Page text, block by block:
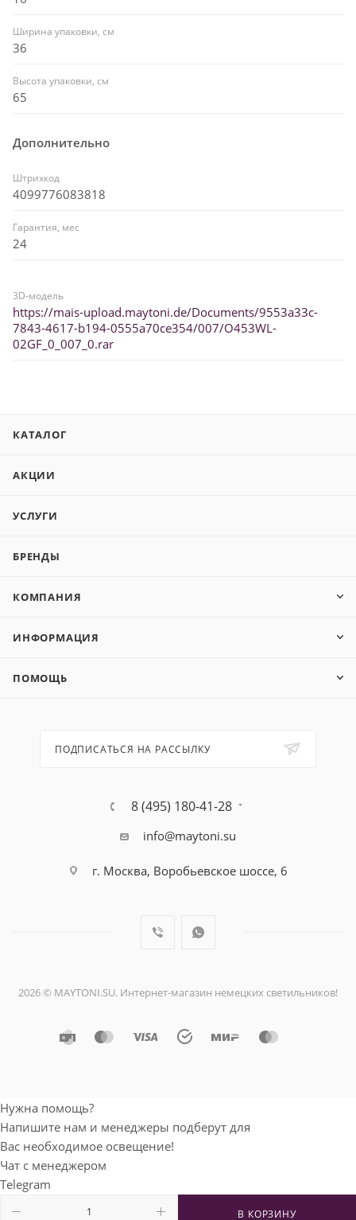
В КОРЗИНУ
Ширина упаковки, см
36
Высота упаковки, см
65
Дополнительно
Штрихкод
4099776083818
Гарантия, мес
24
3D-модель
https://mais-upload.maytoni.de/Documents/9553a33c-
7843-4617-b194-0555a70ce354/007/O453WL-
02GF_0_007_0.rar
КАТАЛОГ
АКЦИИ
УСЛУГИ
БРЕНДЫ
КОМПАНИЯ
ИНФОРМАЦИЯ
ПОМОЩЬ
ПОДПИСАТЬСЯ НА РАССЫЛКУ
8 (495) 180-41-28
info@maytoni.su
г. Москва, Воробьевское шоссе, 6
2026 © MAYTONI.SU. Интернет-магазин немецких светильников!
Нужна помощь?
Напишите нам и менеджеры подберут для
Вас необходимое освещение!
Чат с менеджером
Telegram